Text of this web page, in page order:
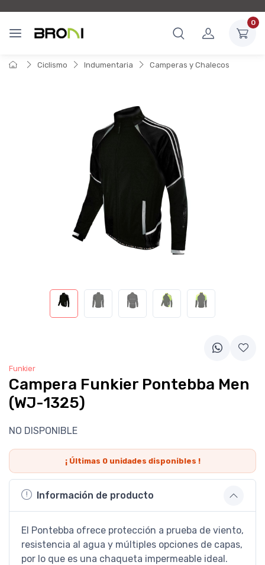
0
Ciclismo Indumentaria Camperas y Chalecos
Funkier
Campera Funkier Pontebba Men
(WJ-1325)
NO DISPONIBLE
¡ Últimas 0unidades disponibles !
Información de producto
El Pontebba ofrece protección a prueba de viento,
resistencia al agua y múltiples opciones de capas,
por lo que es una chaqueta impermeable ideal.